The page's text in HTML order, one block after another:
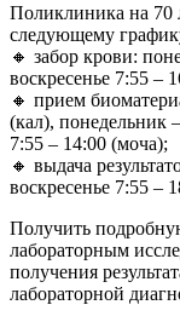
Поликлиника на 70
следующему
🔸 забор крови:
воскресенье 7:55 –
🔸 прием
(кал), понедельник
7:55 – 14:00 (моча);
🔸 выдача
воскресенье 7:55 –
Получить
лабораторным
получения
лабораторной